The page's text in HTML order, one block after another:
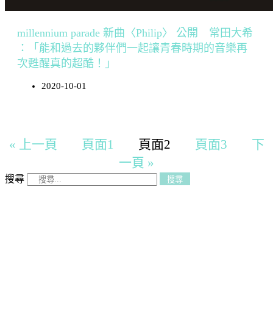
millennium parade 新曲〈Philip〉 公開 常田大希
：「能和過去的夥伴們一起讓青春時期的音樂再
次甦醒真的超酷！」
2020-10-01
« 上一頁 頁面1 頁面2 頁面3
下
一頁 »
搜尋 搜尋